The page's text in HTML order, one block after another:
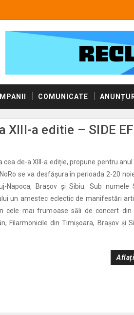
COMUNICATE
a editie – SIDE
cea de-a XIII-a ediție, propune pentru
se va desfășura în perioada 2-20
Napoca, Brașov și Sibiu. Sub numele
un amestec eclectic de manifestări
cele mai frumoase săli de concert din
Filarmonicile din Timișoara, Brașov și